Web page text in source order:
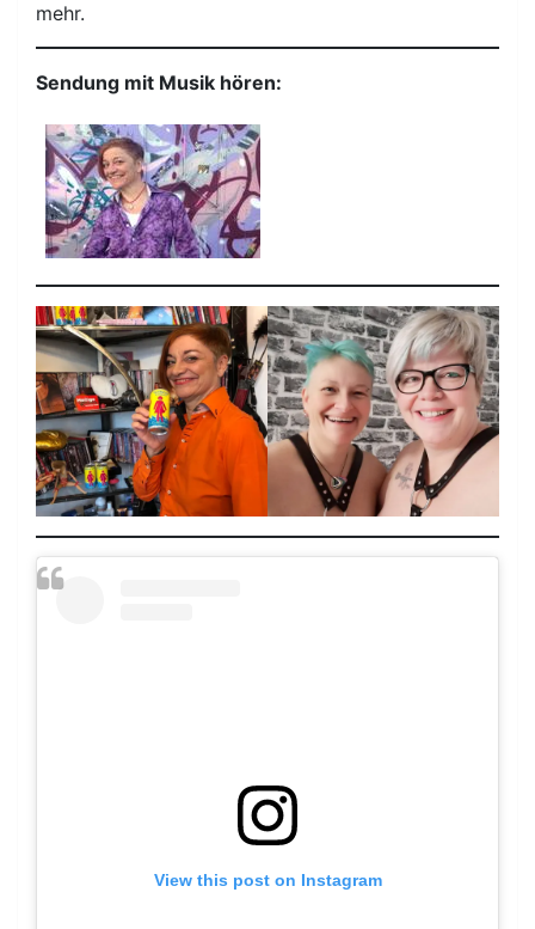
mehr.
Sendung mit Musik hören:
View this post on Instagram